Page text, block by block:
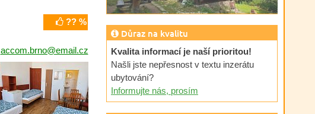
?? %
accom.brno@email.cz
Důraz na kvalitu
Kvalita informací je naší prioritou!
Našli jste nepřesnost v textu inzerátu
ubytování?
Informujte nás, prosím